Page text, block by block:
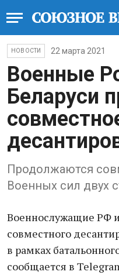
НОВОСТИ 22 марта 2021
Военные
Беларуси
Продолжаются
Военных сил двух
Военнослужащие РФ
совместного
в рамках
сообщается в